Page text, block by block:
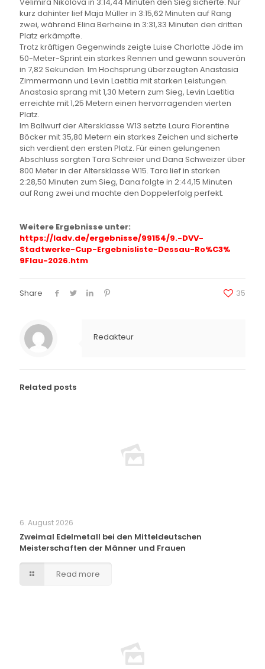
kurz dahinter lief Maja Müller in 3:15,62 Minuten auf Rang
zwei, während Elina Berheine in 3:31,33 Minuten den dritten
Platz erkämpfte.
Trotz kräftigen Gegenwinds zeigte Luise Charlotte Jöde im
50-Meter-Sprint ein starkes Rennen und gewann souverän
in 7,82 Sekunden. Im Hochsprung überzeugten Anastasia
Zimmermann und Levin Laetitia mit starken Leistungen.
Anastasia sprang mit 1,30 Metern zum Sieg, Levin Laetitia
erreichte mit 1,25 Metern einen hervorragenden vierten
Platz.
Im Ballwurf der Altersklasse W13 setzte Laura Florentine
Böcker mit 35,80 Metern ein starkes Zeichen und sicherte
sich verdient den ersten Platz. Für einen gelungenen
Abschluss sorgten Tara Schreier und Dana Schweizer über
800 Meter in der Altersklasse W15. Tara lief in starken
2:28,50 Minuten zum Sieg, Dana folgte in 2:44,15 Minuten
auf Rang zwei und machte den Doppelerfolg perfekt.
Weitere Ergebnisse unter:
https://ladv.de/ergebnisse/99154/9.-DVV-
Stadtwerke-Cup-Ergebnisliste-Dessau-Ro%C3%
9Flau-2026.htm
Share 35
Redakteur
Related posts
6. August 2026
Zweimal Edelmetall bei den Mitteldeutschen
Meisterschaften der Männer und Frauen
Read more